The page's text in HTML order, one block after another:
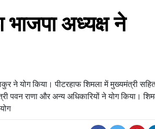
अध्‍यक्ष ने
ने योग किया। पीटरहाफ शिमला में मुख्यमंत्री
पवन राणा और अन्य अधिकारियों ने योग किया।